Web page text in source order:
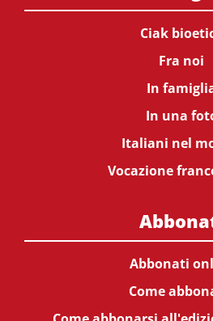
Ciak
Fra noi
In
In una
Italiani nel
Vocazione
Abbonati
Come